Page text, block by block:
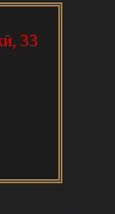
33